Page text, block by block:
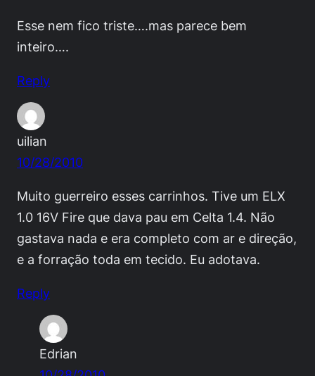
Esse nem fico triste….mas parece bem
inteiro….
Reply
uilian
10/28/2010
Muito guerreiro esses carrinhos. Tive um ELX
1.0 16V Fire que dava pau em Celta 1.4. Não
gastava nada e era completo com ar e direção,
e a forração toda em tecido. Eu adotava.
Reply
Edrian